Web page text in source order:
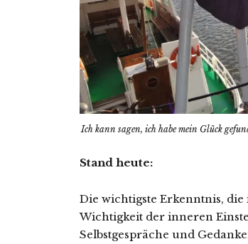
Ich kann sagen, ich habe mein Glück
Stand heute:
Die wichtigste Erkenntnis,
Wichtigkeit der inneren
Selbstgespräche und